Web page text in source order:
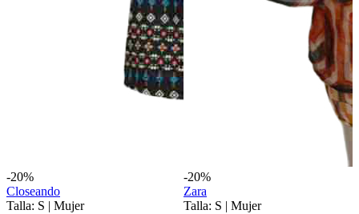
-20%
Closeando
Talla: S | Mujer
-20%
Zara
Talla: S | Mujer